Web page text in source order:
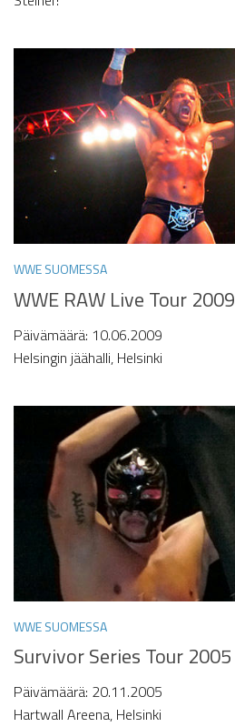
WWE SUOMESSA
WWE RAW Live Tour 2009
Päivämäärä: 10.06.2009
Helsingin jäähalli, Helsinki
WWE SUOMESSA
Survivor Series Tour 2005
Päivämäärä: 20.11.2005
Hartwall Areena, Helsinki